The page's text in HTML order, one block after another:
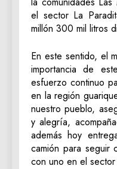
el sector La
millón 300 mil litros
En este sentido, el
importancia de
esfuerzo continuo
en la región
nuestro pueblo,
y alegría,
además hoy
camión para seguir
con uno en el